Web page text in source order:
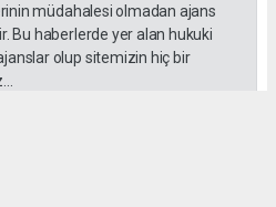
müdahalesi olmadan ajans
Bu haberlerde yer alan hukuki
olup sitemizin hiç bir